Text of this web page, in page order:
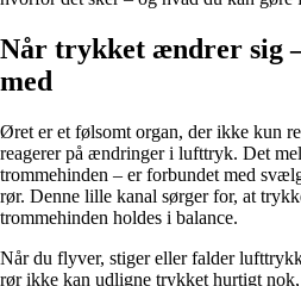
Når trykket ændrer sig
med
Øret er et følsomt organ, der ikke kun
reagerer på ændringer i lufttryk. Det
trommehinden – er forbundet med
rør. Denne lille kanal sørger for, at
trommehinden holdes i balance.
Når du flyver, stiger eller falder
rør ikke kan udligne trykket hurtigt